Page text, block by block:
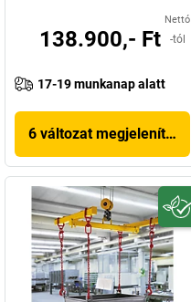
Nettó
138.900,- Ft -tól
17-19 munkanap alatt
6 változat megjelenítése